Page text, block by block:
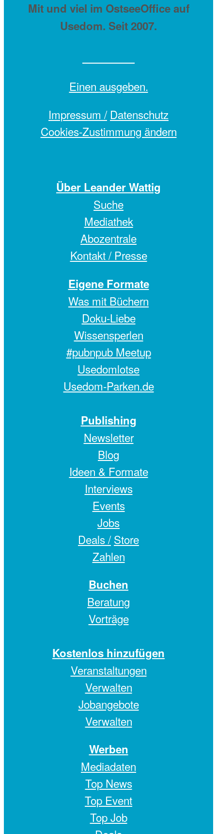
Mit und viel im OstseeOffice auf
Usedom. Seit 2007.
Einen ausgeben.
Impressum / Datenschutz
Cookies-Zustimmung ändern
Über Leander Wattig
Suche
Mediathek
Abozentrale
Kontakt / Presse
Eigene Formate
Was mit Büchern
Doku-Liebe
Wissensperlen
#pubnpub Meetup
Usedomlotse
Usedom-Parken.de
Publishing
Newsletter
Blog
Ideen & Formate
Interviews
Events
Jobs
Deals / Store
Zahlen
Buchen
Beratung
Vorträge
Kostenlos hinzufügen
Veranstaltungen
Verwalten
Jobangebote
Verwalten
Werben
Mediadaten
Top News
Top Event
Top Job